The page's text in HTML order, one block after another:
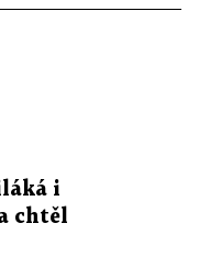
i
chtěl